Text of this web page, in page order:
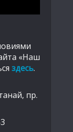
«Наш
здесь.
пр.